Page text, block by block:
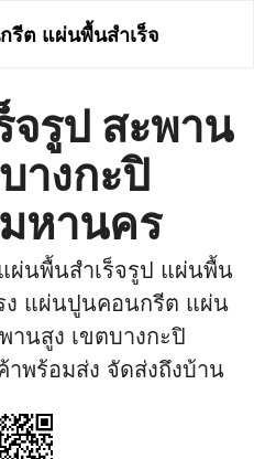
ต แผ่นพื้นสำเร็จ
รูป สะพาน
างกะปิ
หานคร
นพื้นสำเร็จรูป แผ่นพื้น
ง แผ่นปูนคอนกรีต แผ่น
นสูง เขตบางกะปิ
พร้อมส่ง จัดส่งถึงบ้าน